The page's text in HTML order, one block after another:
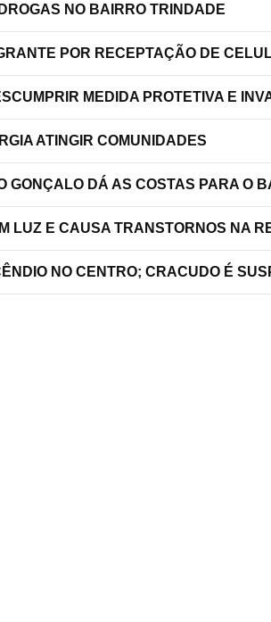
NO BAIRRO TRINDADE
POR RECEPTAÇÃO DE
MEDIDA PROTETIVA E
ATINGIR COMUNIDADES
GONÇALO DÁ AS COSTAS PARA O
LUZ E CAUSA TRANSTORNOS NA
NO CENTRO; CRACUDO É